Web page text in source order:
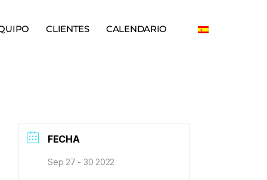
CLIENTES CALENDARIO
FECHA
Sep 27 - 30 2022